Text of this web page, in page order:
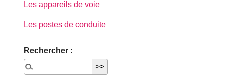
Les appareils de voie
Les postes de conduite
Rechercher :